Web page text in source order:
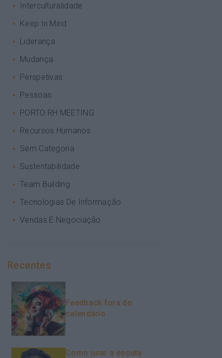
Interculturalidade
Keep In Mind
Liderança
Mudança
Perspetivas
Pessoas
PORTO RH MEETING
Recursos Humanos
Sem Categoria
Sustentabilidade
Team Building
Tecnologias De Informação
Vendas E Negociação
Recentes
Feedback fora do
calendário
Como usar a escuta